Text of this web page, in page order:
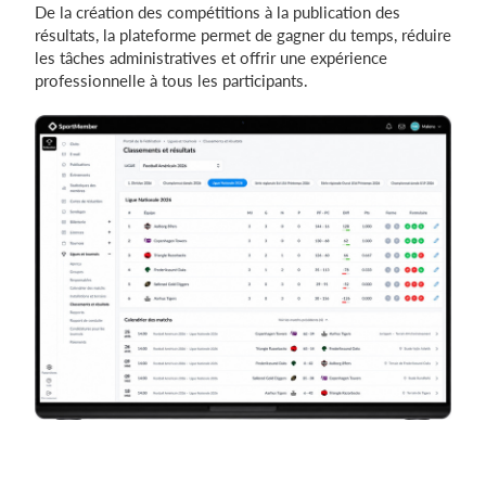
De la création des compétitions à la publication des
résultats, la plateforme permet de gagner du temps, réduire
les tâches administratives et offrir une expérience
professionnelle à tous les participants.